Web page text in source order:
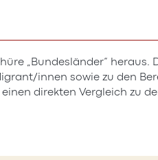
„Bundesländer“ heraus.
innen sowie zu den
direkten Vergleich zu